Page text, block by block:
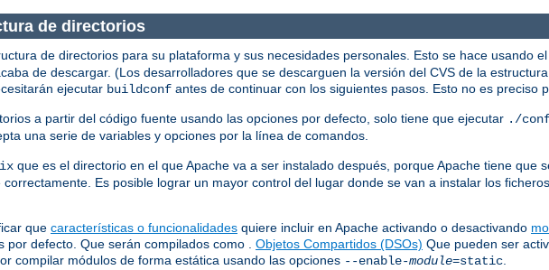
de directorios
de directorios para su plataforma y sus necesidades personales. Esto se hace usando
de descargar. (Los desarrolladores que se descarguen la versión del CVS de la
ejecutar buildconf antes de continuar con los siguientes pasos. Esto no es preciso
a partir del código fuente usando las opciones por defecto, solo tiene que ejecutar ./
una serie de variables y opciones por la línea de comandos.
que es el directorio en el que Apache va a ser instalado después, porque Apache tiene que
Es posible lograr un mayor control del lugar donde se van a instalar los
que características o funcionalidades quiere incluir en Apache activando o desactivando
por defecto. Que serán compilados como . Objetos Compartidos (DSOs) Que pueden ser
compilar módulos de forma estática usando las opciones --enable-module=static.